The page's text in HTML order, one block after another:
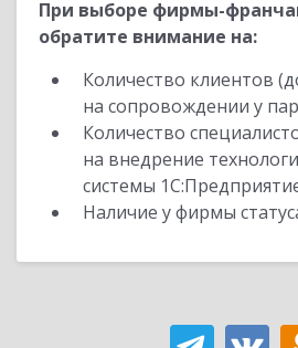
При выборе фирмы-
обратите внимание на:
Количество клиентов
на сопровождении у
Количество
на внедрение
системы
Наличие у фирмы